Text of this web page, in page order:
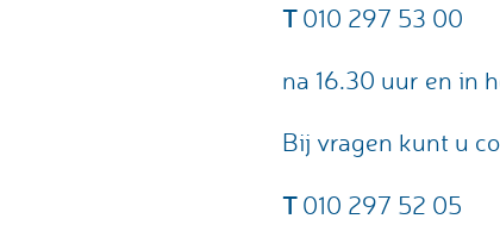
T010 297 53 00
na 16.30 uur en in
Bij vragen kunt u
T010 297 52 05